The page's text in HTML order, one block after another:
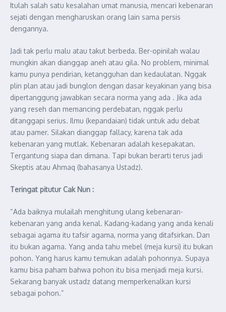
Itulah salah satu kesalahan umat manusia, mencari kebenaran
sejati dengan mengharuskan orang lain sama persis
dengannya.
Jadi tak perlu malu atau takut berbeda. Ber-opinilah walau
mungkin akan dianggap aneh atau gila. No problem, minimal
kamu punya pendirian, ketangguhan dan kedaulatan. Nggak
plin plan atau jadi bunglon dengan dasar keyakinan yang bisa
dipertanggung jawabkan secara norma yang ada . Jika ada
yang reseh dan memancing perdebatan, nggak perlu
ditanggapi serius. Ilmu (kepandaian) tidak untuk adu debat
atau pamer. Silakan dianggap fallacy, karena tak ada
kebenaran yang mutlak. Kebenaran adalah kesepakatan.
Tergantung siapa dan dimana. Tapi bukan berarti terus jadi
Skeptis atau Ahmaq (bahasanya Ustadz).
Teringat pitutur Cak Nun :
“Ada baiknya mulailah menghitung ulang kebenaran-
kebenaran yang anda kenal. Kadang-kadang yang anda kenali
sebagai agama itu tafsir agama, norma yang ditafsirkan. Dan
itu bukan agama. Yang anda tahu mebel (meja kursi) itu bukan
pohon. Yang harus kamu temukan adalah pohonnya. Supaya
kamu bisa paham bahwa pohon itu bisa menjadi meja kursi.
Sekarang banyak ustadz datang memperkenalkan kursi
sebagai pohon.”